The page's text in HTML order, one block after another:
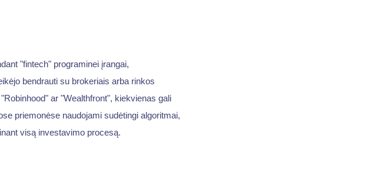
"fintech" programinei įrangai,
bendrauti su brokeriais arba rinkos
ar "Wealthfront", kiekvienas gali
priemonėse naudojami sudėtingi algoritmai,
visą investavimo procesą.